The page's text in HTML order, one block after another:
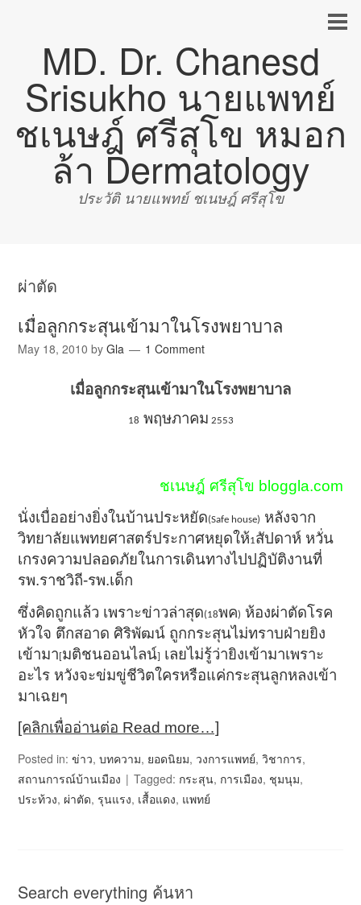
MD. Dr. Chanesd
Srisukho นายแพทย์
ชเนษฎ์ ศรีสุโข หมอก
ล้า Dermatology
ประวัติ นายแพทย์ ชเนษฎ์ ศรีสุโข
ผ่าตัด
เมื่อลูกกระสุนเข้ามาในโรงพยาบาล
May 18, 2010 byGla 1 Comment
เมื่อลูกกระสุนเข้ามาในโรงพยาบาล
18 พฤษภาคม 2553
ชเนษฎ์ ศรีสุโข bloggla.com
นั่งเบื่ออย่างยิ่งในบ้านประหยัด(Safe house) หลังจาก
วิทยาลัยแพทยศาสตร์ประกาศหยุดให้1สัปดาห์ หวั่น
เกรงความปลอดภัยในการเดินทางไปปฏิบัติงานที่
รพ.ราชวิถี-รพ.เด็ก
ซึ่งคิดถูกแล้ว เพราะข่าวล่าสุด(18พค) ห้องผ่าตัดโรค
หัวใจ ตึกสอาด ศิริพัฒน์ ถูกกระสุนไม่ทราบฝ่ายยิง
เข้ามา [มติชนออนไลน์]
เลยไม่รู้ว่ายิงเข้ามาเพราะ
อะไร หวังจะข่มขู่ชีวิตใครหรือแค่กระสุนลูกหลงเข้า
มาเฉยๆ
[คลิกเพื่ออ่านต่อ Read more…]
Posted in:ข่าว,บทความ, ยอดนิยม, วงการแพทย์,วิชาการ,
สถานการณ์บ้านเมือง
Tagged: กระสุน, การเมือง, ชุมนุม,
ประท้วง, ผ่าตัด, รุนแรง, เสื้อแดง, แพทย์
Search everything ค้นหา